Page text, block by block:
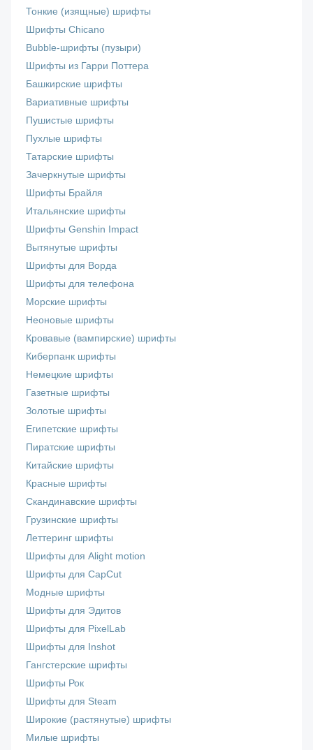
Тонкие (изящные) шрифты
Шрифты Chicano
Bubble-шрифты (пузыри)
Шрифты из Гарри Поттера
Башкирские шрифты
Вариативные шрифты
Пушистые шрифты
Пухлые шрифты
Татарские шрифты
Зачеркнутые шрифты
Шрифты Брайля
Итальянские шрифты
Шрифты Genshin Impact
Вытянутые шрифты
Шрифты для Ворда
Шрифты для телефона
Морские шрифты
Неоновые шрифты
Кровавые (вампирские) шрифты
Киберпанк шрифты
Немецкие шрифты
Газетные шрифты
Золотые шрифты
Египетские шрифты
Пиратские шрифты
Китайские шрифты
Красные шрифты
Скандинавские шрифты
Грузинские шрифты
Леттеринг шрифты
Шрифты для Alight motion
Шрифты для CapCut
Модные шрифты
Шрифты для Эдитов
Шрифты для PixelLab
Шрифты для Inshot
Гангстерские шрифты
Шрифты Рок
Шрифты для Steam
Широкие (растянутые) шрифты
Милые шрифты